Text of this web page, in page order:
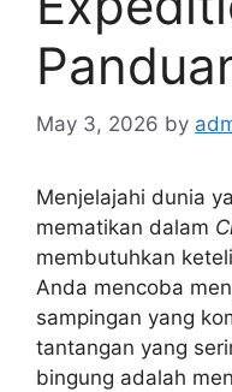
May 3, 2026 by
Menjelajahi dunia
mematikan dalam
membutuhkan
Anda mencoba
sampingan yang
tantangan yang
bingung adalah